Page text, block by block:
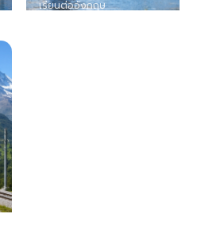
เรียนต่ออังกฤษ